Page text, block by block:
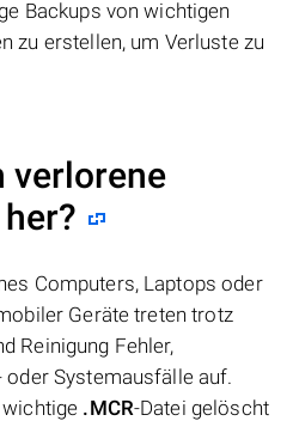
Backups von wichtigen
zu erstellen, um Verluste zu
verlorene
Computers, Laptops oder
Geräte treten trotz
Reinigung Fehler,
oder Systemausfälle auf.
.MCR-Datei gelöscht